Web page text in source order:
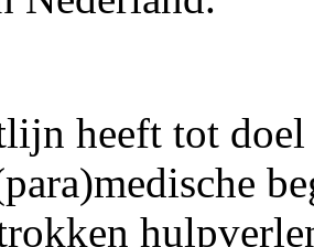
heeft tot